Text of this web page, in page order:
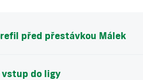
před přestávkou Málek
vstup do ligy